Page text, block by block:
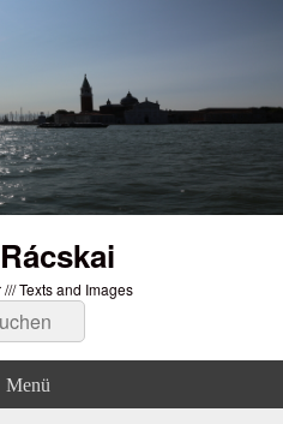
Texts and Images
Menü